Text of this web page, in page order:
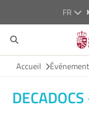
FR
Accueil